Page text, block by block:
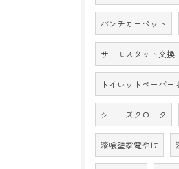
パンチカーペット
サーモスタット交換
トイレットペーパー
シューズクローク
漆喰壁家電やけ